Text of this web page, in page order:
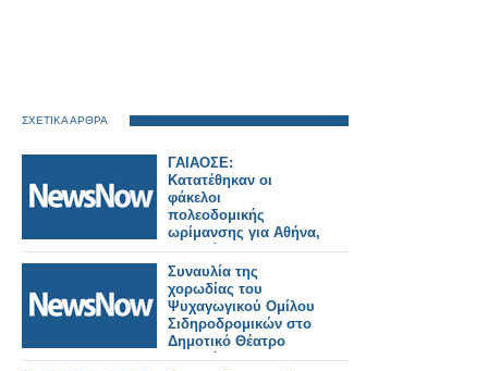
ΣΧΕΤΙΚΑ ΑΡΘΡΑ
ΓΑΙΑΟΣΕ:
Κατατέθηκαν οι
φάκελοι
πολεοδομικής
ωρίμανσης για Αθήνα,
Πειραιά και
Θεσσαλονίκη – Νέα
εποχή για τους
σιδηροδρομικούς
σταθμούς.
Συναυλία της
χορωδίας του
Ψυχαγωγικού Ομίλου
Σιδηροδρομικών στο
Δημοτικό Θέατρο
Πειραιά.